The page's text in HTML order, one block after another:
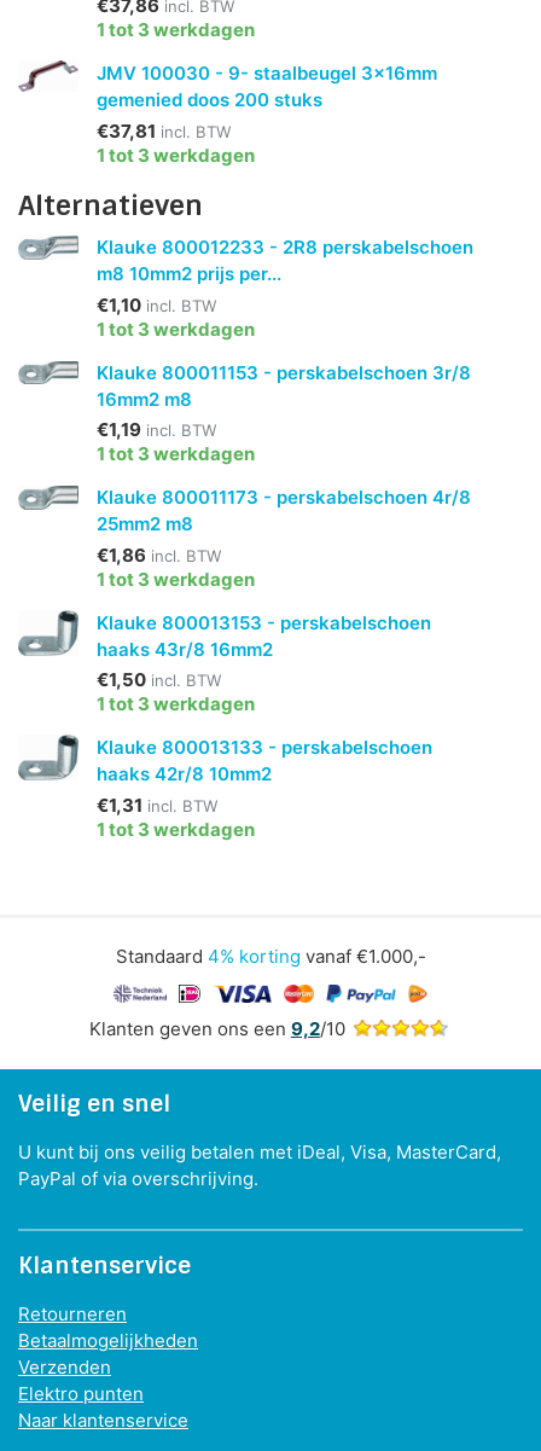
€37,86 incl. BTW
1 tot 3 werkdagen
JMV 100030 - 9- staalbeugel 3x16mm
gemenied doos 200 stuks
€37,81 incl. BTW
1 tot 3 werkdagen
Alternatieven
Klauke 800012233 - 2R8 perskabelschoen
m8 10mm2 prijs per...
€1,10 incl. BTW
1 tot 3 werkdagen
Klauke 800011153 - perskabelschoen 3r/8
16mm2 m8
€1,19 incl. BTW
1 tot 3 werkdagen
Klauke 800011173 - perskabelschoen 4r/8
25mm2 m8
€1,86 incl. BTW
1 tot 3 werkdagen
Klauke 800013153 - perskabelschoen
haaks 43r/8 16mm2
€1,50 incl. BTW
1 tot 3 werkdagen
Klauke 800013133 - perskabelschoen
haaks 42r/8 10mm2
€1,31 incl. BTW
1 tot 3 werkdagen
Standaard 4% korting vanaf €1.000,-
Klanten geven ons een 9,2/10
Veilig en snel
U kunt bij ons veilig betalen met iDeal, Visa, MasterCard,
PayPal of via overschrijving.
Klantenservice
Retourneren
Betaalmogelijkheden
Verzenden
Elektro punten
Naar klantenservice